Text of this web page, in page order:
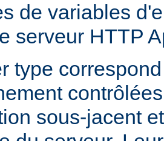
de variables
serveur HTTP
type
sous-jacent